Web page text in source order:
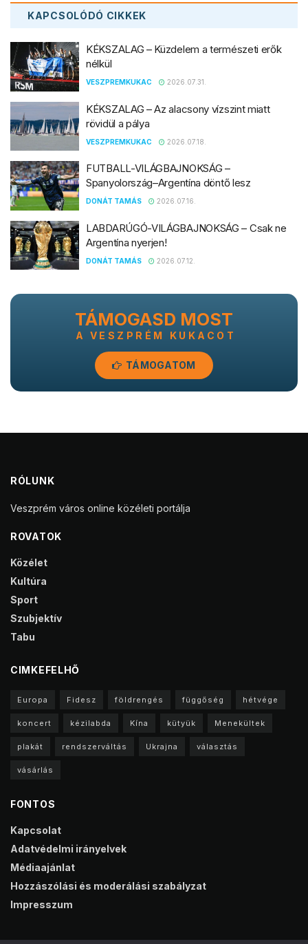
KAPCSOLÓDÓ CIKKEK
KÉKSZALAG – Küzdelem a természeti erők
nélkül
VESZPREMKUKAC 2026.07.31.
KÉKSZALAG – Az alacsony vízszint miatt
rövidül a pálya
VESZPREMKUKAC 2026.07.18.
FUTBALL-VILÁGBAJNOKSÁG –
Spanyolország–Argentína döntő lesz
DONÁT TAMÁS 2026.07.16.
LABDARÚGÓ-VILÁGBAJNOKSÁG – Csak ne
Argentína nyerjen!
DONÁT TAMÁS 2026.07.12.
TÁMOGASD MOST
A VESZPRÉM KUKACOT
TÁMOGATOM
RÓLUNK
Veszprém város online közéleti portálja
ROVATOK
Közélet
Kultúra
Sport
Szubjektív
Tabu
CIMKEFELHŐ
Europa Fidesz földrengés függőség hétvége
koncert kézilabda Kína kütyük Menekültek
plakát rendszerváltás Ukrajna választás
vásárlás
FONTOS
Kapcsolat
Adatvédelmi irányelvek
Médiaajánlat
Hozzászólási és moderálási szabályzat
Impresszum